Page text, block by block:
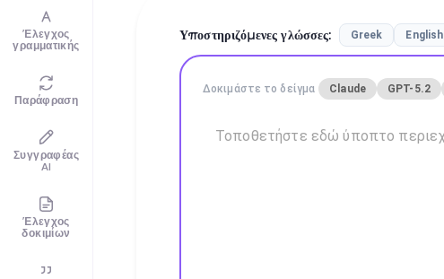
Έλεγχος
γραμματικής
Παράφραση
Συγγραφέας
AI
Έλεγχος
δοκιμίων
Υποστηριζόμενες γλώσσες: Greek English
Δοκιμάστε το δείγμα Claude GPT-5.2